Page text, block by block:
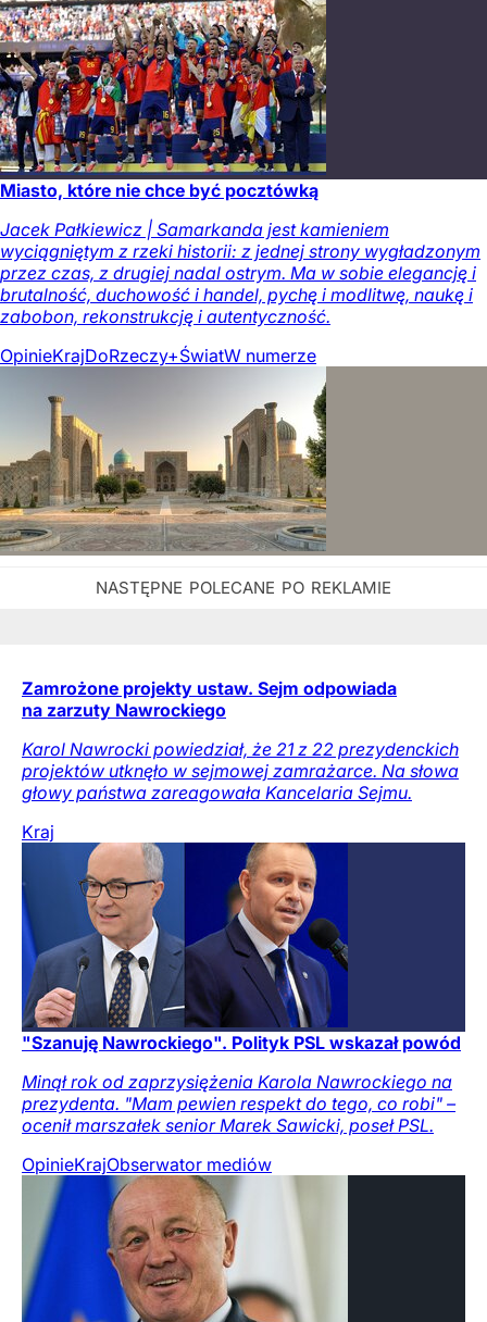
Miasto, które nie chce być pocztówką
Jacek Pałkiewicz | Samarkanda jest kamieniem
wyciągniętym z rzeki historii: z jednej strony wygładzonym
przez czas, z drugiej nadal ostrym. Ma w sobie elegancję i
brutalność, duchowość i handel, pychę i modlitwę, naukę i
zabobon, rekonstrukcję i autentyczność.
OpinieKrajDoRzeczy+ŚwiatW numerze
Zamrożone projekty ustaw. Sejm odpowiada
na zarzuty Nawrockiego
Karol Nawrocki powiedział, że 21 z 22 prezydenckich
projektów utknęło w sejmowej zamrażarce. Na słowa
głowy państwa zareagowała Kancelaria Sejmu.
Kraj
"Szanuję Nawrockiego". Polityk PSL wskazał powód
Minął rok od zaprzysiężenia Karola Nawrockiego na
prezydenta. "Mam pewien respekt do tego, co robi" –
ocenił marszałek senior Marek Sawicki, poseł PSL.
OpinieKrajObserwator mediów